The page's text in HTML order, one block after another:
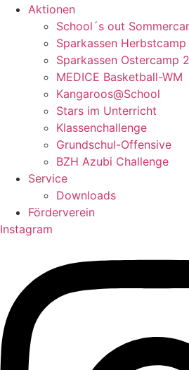
Aktionen
School´s out
Sparkassen
Sparkassen Ostercamp
MEDICE Basketball-WM
Kangaroos@School
Stars im Unterricht
Klassenchallenge
Grundschul-Offensive
BZH Azubi Challenge
Service
Downloads
Förderverein
Instagram